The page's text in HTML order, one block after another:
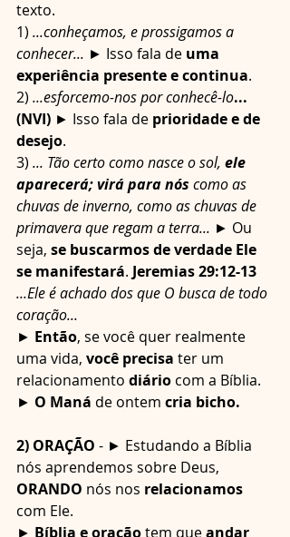
texto.
1) ...conheçamos, e prossigamos a
conhecer... ► Isso fala de uma
experiência presente e continua.
2) ...esforcemo-nos por conhecê-lo...
(NVI) ► Isso fala de prioridade e de
desejo.
3) ... Tão certo como nasce o sol, ele
aparecerá; virá para nós como as
chuvas de inverno, como as chuvas de
primavera que regam a terra... ► Ou
seja, se buscarmos de verdade Ele
se manifestará. Jeremias 29:12-13
...Ele é achado dos que O busca de todo
coração...
► Então, se você quer realmente
uma vida, você precisa ter um
relacionamento diário com a Bíblia.
► O Maná de ontem cria bicho.
2) ORAÇÃO - ► Estudando a Bíblia
nós aprendemos sobre Deus,
ORANDO nós nos relacionamos
com Ele.
► Bíblia e oração tem que andar